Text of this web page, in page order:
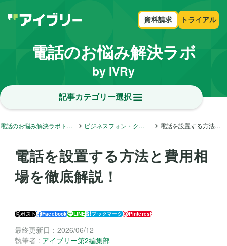
資料請求 トライアル
電話のお悩み解決ラボ
by IVRy
記事カテゴリー選択
電話のお悩み解決ラボトップ ビジネスフォン・クラウドフォン・内線電話 電話を設置する方法と費用相場を徹底解説！
電話を設置する方法と費用相
場を徹底解説！
ポスト Facebook LINE ブックマーク Pinterest
最終更新日： 2026/06/12
執筆者 : アイブリー第2編集部